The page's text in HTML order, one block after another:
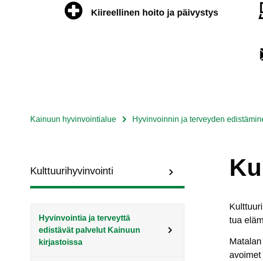
Kiireellinen hoito ja päivystys
Kainuun hyvinvointialue Hyvinvoinnin ja terveyden
Menu
Asiakkaille
level
3
Kulttuurihyvinvointi
Hyvinvointia ja terveyttä
edistävät palvelut Kainuun
kirjastoissa
tua